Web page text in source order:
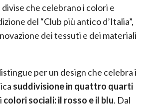
che celebrano i colori e
del “Club più antico d’Italia”,
dei tessuti e dei materiali
per un design che celebra i
suddivisione in quattro quarti
colori sociali: il rosso e il blu. Dal